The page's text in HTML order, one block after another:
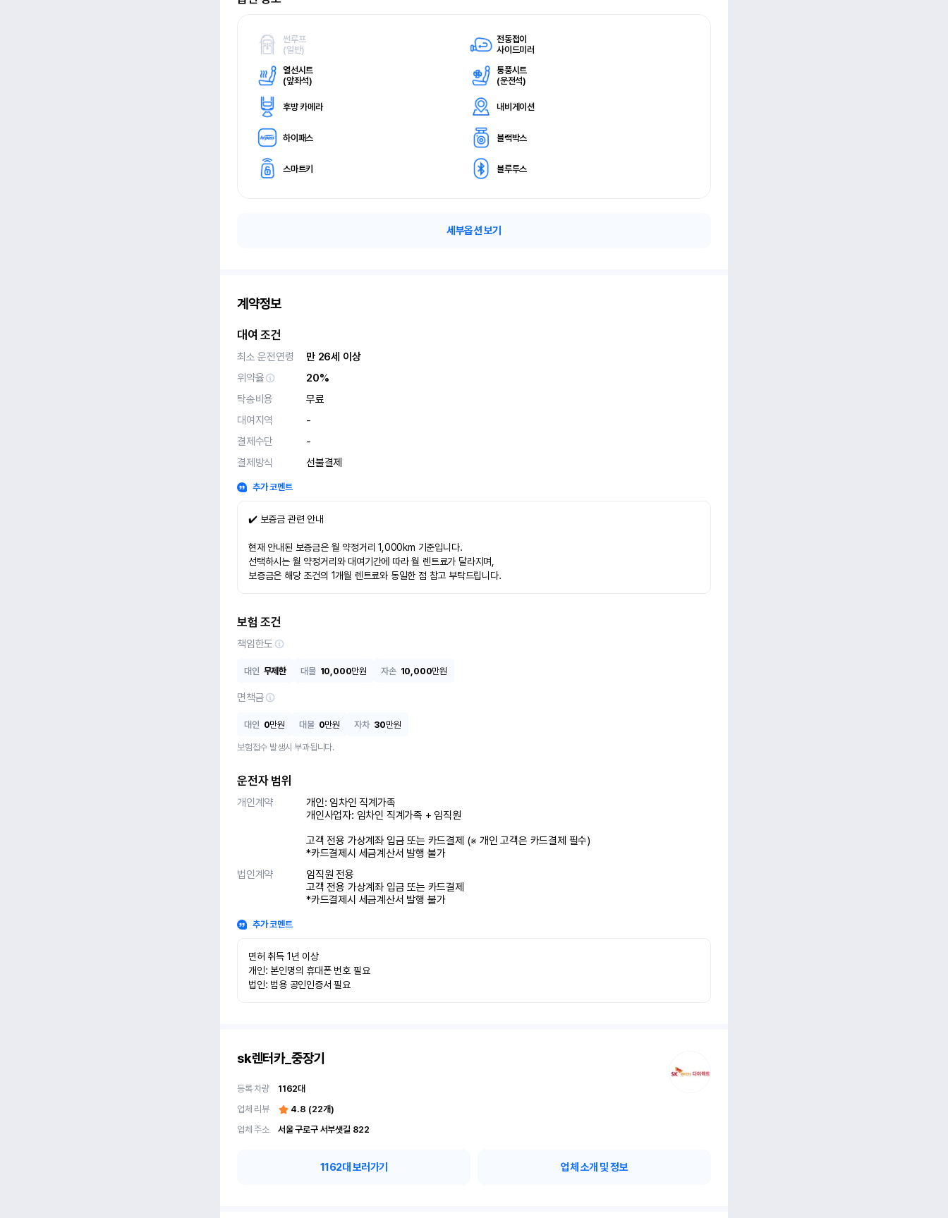
썬루프
(일반)
전동접이
사이드미러
열선시트
(앞좌석)
통풍시트
(운전석)
후방 카메라 내비게이션
하이패스 블랙박스
스마트키 블루투스
세부옵션 보기
계약정보
대여 조건
최소 운전연령
만 26세 이상
위약율
20%
탁송비용
무료
대여지역
-
결제수단
-
결제방식
선불결제
추가 코멘트
✔️ 보증금 관련 안내
현재 안내된 보증금은 월 약정거리 1,000km 기준입니다.
선택하시는 월 약정거리와 대여기간에 따라 월 렌트료가 달라지며,
보증금은 해당 조건의 1개월 렌트료와 동일한 점 참고 부탁드립니다.
보험 조건
책임한도
대인 무제한 대물 10,000만원 자손 10,000만원
면책금
대인 0만원 대물 0만원 자차 30만원
보험접수 발생시 부과됩니다.
운전자 범위
개인계약
개인: 임차인 직계가족
개인사업자: 임차인 직계가족 + 임직원
고객 전용 가상계좌 입금 또는 카드결제 (※ 개인 고객은 카드결제 필수)
*카드결제시 세금계산서 발행 불가
법인계약
임직원 전용
고객 전용 가상계좌 입금 또는 카드결제
*카드결제시 세금계산서 발행 불가
추가 코멘트
면허 취득 1년 이상
개인: 본인명의 휴대폰 번호 필요
법인: 범용 공인인증서 필요
sk렌터카_중장기
등록 차량 1162대
업체 리뷰
4.8 (22개)
업체 주소
서울 구로구 서부샛길 822
1162대 보러가기 업체 소개 및 정보